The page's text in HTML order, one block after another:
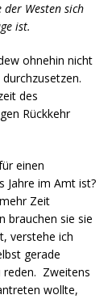
der Westen sich
ist.
ohnehin nicht
des
Rückkehr
einen
Jahre im Amt ist?
Zeit
brauchen sie sie
verstehe ich
gerade
reden. Zweitens
wollte,